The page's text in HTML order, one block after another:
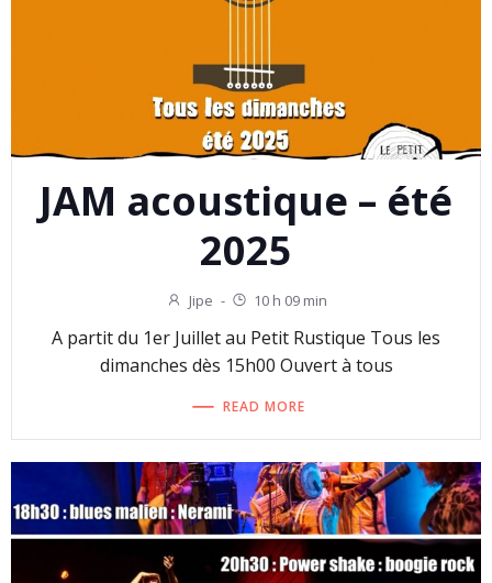
JAM acoustique – été
2025
Jipe - 10 h 09 min
A partit du 1er Juillet au Petit Rustique Tous les
dimanches dès 15h00 Ouvert à tous
READ MORE